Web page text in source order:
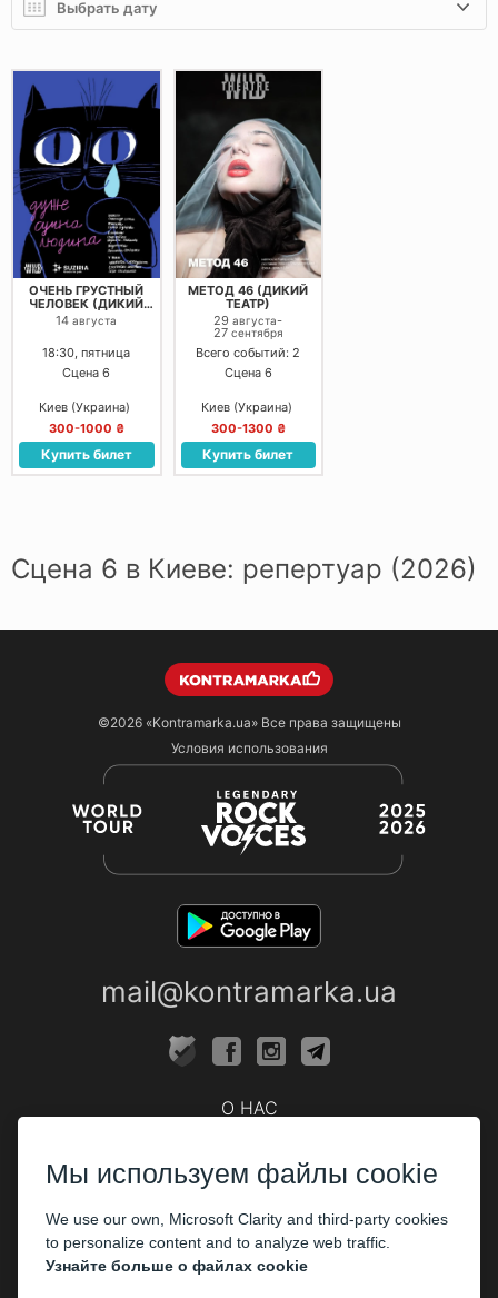
ОЧЕНЬ ГРУСТНЫЙ
ЧЕЛОВЕК (ДИКИЙ
ТЕАТР)
14августа
18:30, пятница
Сцена 6
Киев (Украина)
300-1000 ₴
Купить билет
МЕТОД 46 (ДИКИЙ
ТЕАТР)
29августа-
27 сентября
Всего событий: 2
Сцена 6
Киев (Украина)
300-1300 ₴
Купить билет
Сцена 6 в Киеве: репертуар (2026)
©2026 «Kontramarka.ua»Все права защищены
Условия использования
mail@kontramarka.ua
О НАС
ПАРТНЕРАМ
Организаторам
Корпоративным клиентам
Мы используем файлы cookie
We use our own, Microsoft Clarity and third-party cookies
to personalize content and to analyze web traffic.
Узнайте больше о файлах cookie